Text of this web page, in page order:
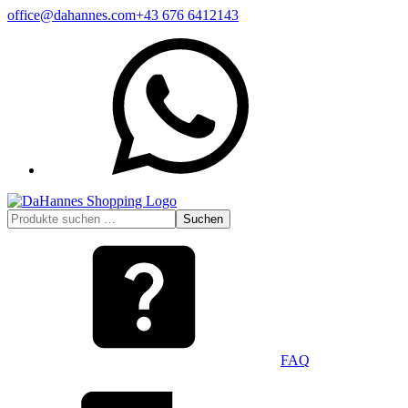
Zum
office@dahannes.com+43 676 6412143
Suchen
nach:
Suchen
FAQ